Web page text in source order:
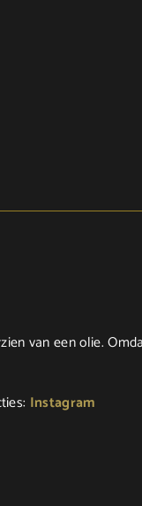
van een olie.
Instagram